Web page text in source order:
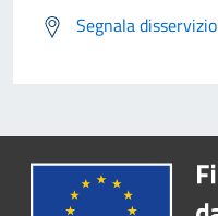
Segnala disservizio